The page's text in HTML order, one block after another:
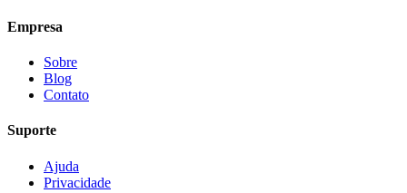
Empresa
Sobre
Blog
Contato
Suporte
Ajuda
Privacidade